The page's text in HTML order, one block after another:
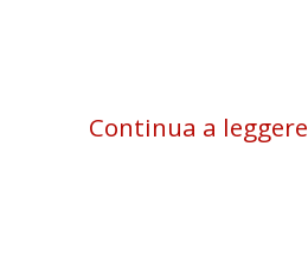
Continua a leggere